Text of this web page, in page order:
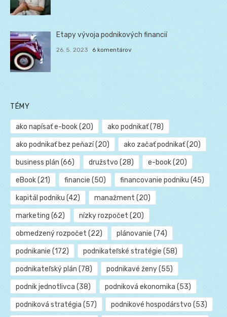
Etapy vývoja podnikových financií
26. 5. 2023 6 komentárov
TÉMY
ako napísať e-book(20) ako podnikať(78)
ako podnikať bez peňazí(20) ako začať podnikať(20)
business plán (66) družstvo (28) e-book(20)
eBook(21) financie (50) financovanie podniku (45)
kapitál podniku (42) manažment (20)
marketing (62) nízky rozpočet (20)
obmedzený rozpočet (22) plánovanie (74)
podnikanie (172) podnikateľské stratégie (58)
podnikateľský plán (78) podnikavé ženy(55)
podnik jednotlivca (38) podniková ekonomika (53)
podniková stratégia (57) podnikové hospodárstvo (53)